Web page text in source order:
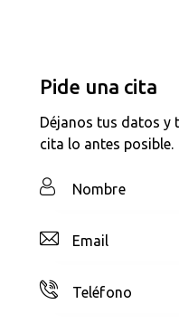
Pide una cita
Déjanos tus datos y
cita lo antes posible.